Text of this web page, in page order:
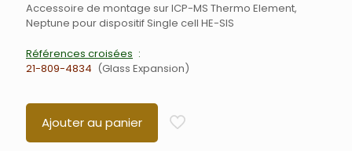
Accessoire de montage sur ICP-MS Thermo Element,
Neptune pour dispositif Single cell HE-SIS
Références croisées
21-809-4834
Glass Expansion
Ajouter au panier